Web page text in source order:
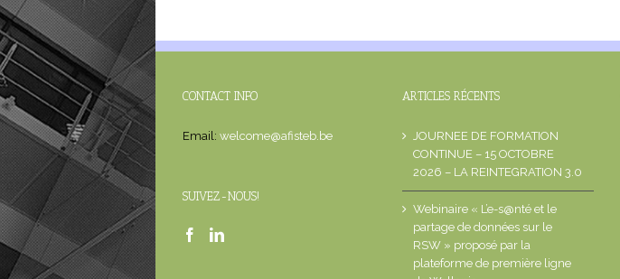
CONTACT INFO
Email: welcome@afisteb.be
SUIVEZ-NOUS!
ARTICLES RÉCENTS
JOURNEE DE FORMATION
CONTINUE – 15 OCTOBRE
2026 – LA REINTEGRATION 3.0
Webinaire « L’e-s@nté et le
partage de données sur le
RSW » proposé par la
plateforme de première ligne